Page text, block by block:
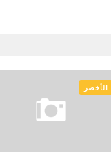
الأخضر